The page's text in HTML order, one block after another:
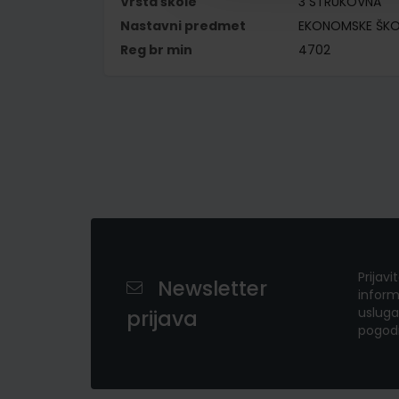
Nastavni predmet
EKONOMSKE
Reg br min
4702
Newsletter
prijava